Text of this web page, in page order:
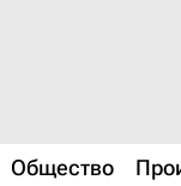
Общество